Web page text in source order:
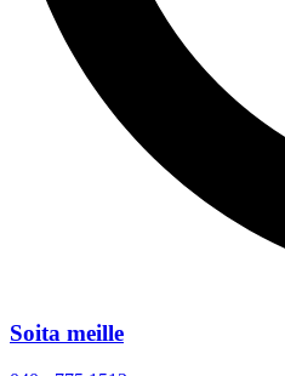
Soita meille